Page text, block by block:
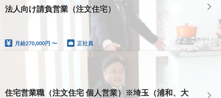
法人向け請負営業（注文住宅）
月給270,000円 〜 正社員
住宅営業職（注文住宅 個人営業）※埼玉（浦和、大